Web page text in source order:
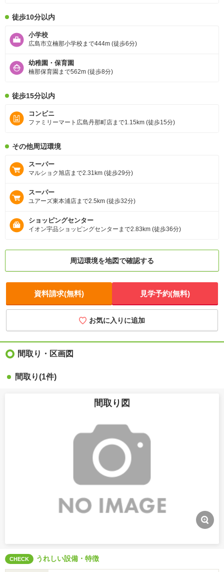
徒歩10分以内
小学校
広島市立楠那小学校まで444m (徒歩6分)
幼稚園・保育園
楠那保育園まで562m (徒歩8分)
徒歩15分以内
コンビニ
ファミリーマート広島丹那町店まで1.15km (徒歩15分)
その他周辺環境
スーパー
マルショク旭店まで2.31km (徒歩29分)
スーパー
ユアーズ東本浦店まで2.5km (徒歩32分)
ショッピングセンター
イオン宇品ショッピングセンターまで2.83km (徒歩36分)
周辺環境を地図で確認する
資料請求(無料) 見学予約(無料)
お気に入りに追加
間取り・区画図
間取り(1件)
間取り図
CHECK うれしい設備・特徴